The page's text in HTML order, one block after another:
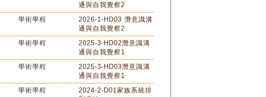
通與自我覺察2
學術學程
2026-1-HD03 潛意識溝
通與自我覺察2
學術學程
2025-3-HD02潛意識溝
通與自我覺察1
學術學程
2025-3-HD03潛意識溝
通與自我覺察1
學術學程
2024-2-D01家族系統排